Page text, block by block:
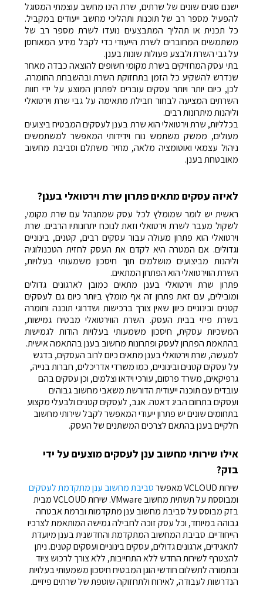
ישנם סוגים שונים של שרתים, שרת הינו מחשב עוצמתי המסוגל
להפעיל מספר רב של תוכנות ותהליכי מחשב ייעודים במקביל.
כל תכנית או תהליך המתבצעים נועדו לשרת מספר רב של
משתמשים המחוברים לשרת הייעודי כדי לקבל מידע המאוחסן
על גבי השרת ולבצע פעולות שונות בענן.
בתי עסק המחזיקים בשרת מקומי חשופים להוצאה כבדה מאחר
שנדרש להשקיע כל הזמן בתחזוקת השרת ובהשבחת החומרה.
לכן, כיום יותר ויותר עסקים עוברים לפתרון המוצע על ידי חוות
השרתים המציעה לבחור חבילת מתאימה על גבי שרת וירטואלי
וליהנות מיתרונות רבים.
בכלליות, שרת וירטואלי הוא שרת בענן לעסקים המבטיח ביצועים
מעולים, ממשק משתמש נוח וידידותי המאפשר למשתמשים
ניהול עצמאי ואוטומציה מלאה, מחיר משתלם וסביבת מחשוב
מאובטחת בענן.
לאיזה עסקים מתאים פתרון שרת וירטואלי בענן?
ראשית יש לומר שמומלץ לכל עסק שמתנהל עם שרת מקומי,
לשקול מעבר לשרת וירטואלי וזאת לנוכח יתרונותיו הרבים. שרת
וירטואלי הוא פתרון מעולה עבור עסקים רבים, קטנים, בינוניים
וגדולים. אם המטרה היא לקדם את העסק לחזית הטכנולוגיה
וליהנות מביצועים מושלמים תוך חיסכון משמעותי בעלויות,
השרת הווירטואלי הוא הפתרון המתאים.
פתרון שרת וירטואלי בענן מתאים כמובן לארגונים גדולים
ומובילים, עם זאת פתרון זה אף מומלץ ביותר כיום גם לעסקים
קטנים ובינוניים כיוון שאין צורך ברכישות ושדרוגי תוכנה וחומרה
בשרת פיזי בבית העסק. השרת הווירטואלי מבטיח גמישות,
המשכיות עסקית, חיסכון משמעותי בעלויות הודות לגמישות
בהתאמת הפתרון לעסק ופתרונות מחשוב בענן בהתאמה אישית.
למעשה, שרת וירטואלי בענן מתאים כיום לרוב העסקים, בדגש
על עסקים קטנים ובינוניים, כמו משרדי אדריכלים, חברות בנייה,
גרפיקאים, משרד פרסום, עורכי וידאו וצלמים, וכן עסקים בהם
עובדים עם תוכנה ייעודית הדורשת משאבי מחשוב גבוהים
ועסקים בתחום הביג דאטה. אגב, לעסקים קטנים ולבעלי מקצוע
בתחומים שונים יש פתרון ייעודי המאפשר לקבל שירותי מחשוב
חלקיים בענן בהתאם לצרכים המשתנים של העסק.
אילו שירותי מחשוב ענן לעסקים מוצעים על ידי
בזק?
שירות VCLOUD מאפשר
סביבת מחשוב ענן מתקדמת לעסקים
ומבוססת על תשתית מחשוב VMware. שירות VCLOUD מבית
בזק מבוסס על סביבת מחשוב ענן מתקדמות וברמת אבטחה
גבוהה במיוחד, וכל עסק זוכה לחבילה גמישה המותאמת לצרכיו
הייחודיים. סביבת המחשוב המתקדמת והחדשנית בענן מיועדת
לתאגידים, ארגונים גדולים, עסקים בינוניים ועסקים קטנים. ניתן
להצטרף לשירות החדש ללא התחייבות, ללא צורך לרכוש ציוד
ובתמורה לתשלום חודשי הוגן המבטיח חיסכון משמעותי בעלויות
הנדרשות לעבודה, לאירוח ולתחזוקה שוטפת של שרתים פיזיים.